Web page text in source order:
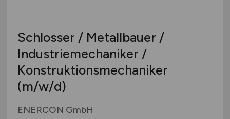
Schlosser / Metallbauer /
Industriemechaniker /
Konstruktionsmechaniker
(m/w/d)
ENERCON GmbH